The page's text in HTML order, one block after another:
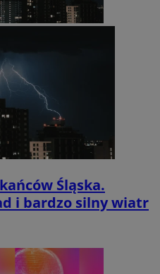
Śląska.
i bardzo silny wiatr